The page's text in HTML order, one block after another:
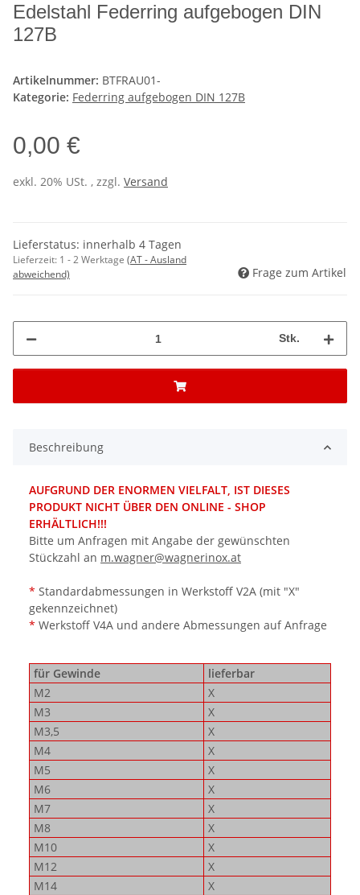
Edelstahl Federring aufgebogen DIN
127B
Artikelnummer: BTFRAU01-
Kategorie: Federring aufgebogen DIN 127B
0,00 €
exkl. 20% USt. , zzgl. Versand
Lieferstatus: innerhalb 4 Tagen
Lieferzeit: 1 - 2 Werktage (AT - Ausland
abweichend)
Frage zum Artikel
Stk.
Beschreibung
AUFGRUND DER ENORMEN VIELFALT, IST DIESES
PRODUKT NICHT ÜBER DEN ONLINE - SHOP
ERHÄLTLICH!!!
Bitte um Anfragen mit Angabe der gewünschten
Stückzahl an m.wagner@wagnerinox.at
* Standardabmessungen in Werkstoff V2A (mit "X"
gekennzeichnet)
* Werkstoff V4A und andere Abmessungen auf Anfrage
für Gewinde
lieferbar
M2
X
M3
X
M3,5
X
M4
X
M5
X
M6
X
M7
X
M8
X
M10
X
M12
X
M14
X